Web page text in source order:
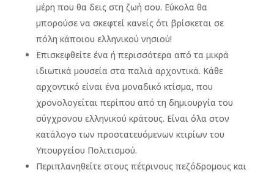
μέρη που θα δεις στη ζωή σου. Εύκολα θα
μπορούσε να σκεφτεί κανείς ότι βρίσκεται σε
πόλη κάποιου ελληνικού νησιού!
Επισκεφθείτε ένα ή περισσότερα από τα μικρά
ιδιωτικά μουσεία στα παλιά αρχοντικά. Κάθε
αρχοντικό είναι ένα μοναδικό κτίσμα, που
χρονολογείται περίπου από τη δημιουργία του
σύγχρονου ελληνικού κράτους. Είναι όλα στον
κατάλογο των προστατευόμενων κτιρίων του
Υπουργείου Πολιτισμού.
Περιπλανηθείτε στους πέτρινους πεζόδρομους και